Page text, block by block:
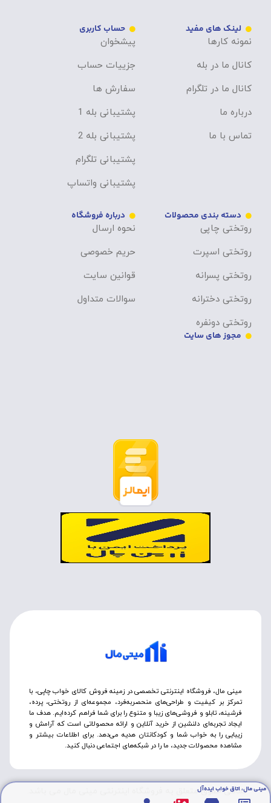
لینک های مفید
نمونه کارها
کانال ما در بله
کانال ما در تلگرام
درباره ما
تماس با ما
حساب کاربری
پیشخوان
جزییات حساب
سفارش ها
پشتیبانی بله 1
پشتیبانی بله 2
پشتیبانی تلگرام
پشتیبانی واتساپ
دسته بندی محصولات
روتختی چاپی
روتختی اسپرت
روتختی پسرانه
روتختی دخترانه
روتختی دونفره
درباره فروشگاه
نحوه ارسال
حریم خصوصی
قوانین سایت
سوالات متداول
مجوز های سایت
مینی مال، فروشگاه اینترنتی تخصصی در زمینه فروش کالای خواب چاپی، با
تمرکز بر کیفیت و طراحی‌های منحصربه‌فرد، مجموعه‌ای از روتختی‌، پرده،
فرشینه، تابلو و فروشی‌های زیبا و متنوع را برای شما فراهم کرده‌ایم. هدف ما
ایجاد تجربه‌ای دلنشین از خرید آنلاین و ارائه محصولاتی است که آرامش و
زیبایی را به خواب شما و کودکانتان هدیه می‌دهد. برای اطلاعات بیشتر و
مشاهده محصولات جدید، ما را در شبکه‌های اجتماعی دنبال کنید.
تمامی حقوق متعلق به فروشگاه اینترنتی مینی مال می باشد.
مینی مال، اتاق خواب ایده‌آل